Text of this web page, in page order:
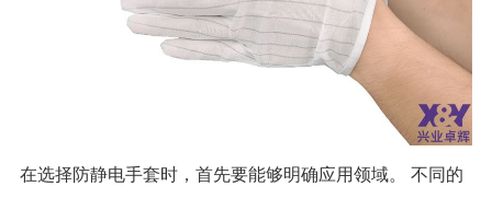
在选择防静电手套时，首先要能够明确应用领域。 不同的